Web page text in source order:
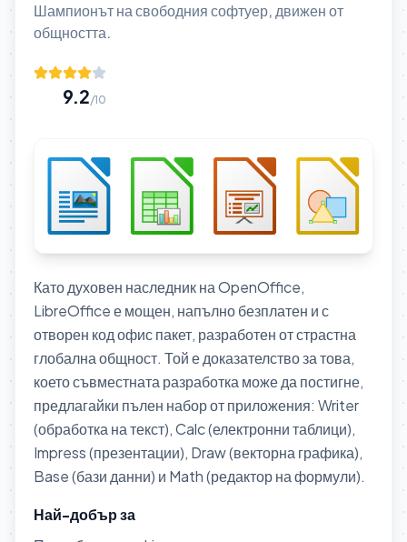
Шампионът на свободния софтуер, движен от
общността.
9.2/10
Като духовен наследник на OpenOffice,
LibreOffice е мощен, напълно безплатен и с
отворен код офис пакет, разработен от страстна
глобална общност. Той е доказателство за това,
което съвместната разработка може да постигне,
предлагайки пълен набор от приложения: Writer
(обработка на текст), Calc (електронни таблици),
Impress (презентации), Draw (векторна графика),
Base (бази данни) и Math (редактор на формули).
Най-добър за